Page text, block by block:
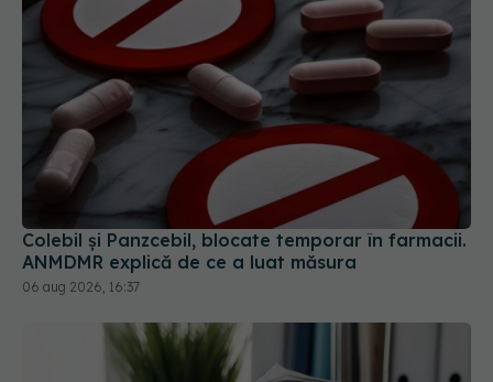
Colebil și Panzcebil, blocate temporar în farmacii.
ANMDMR explică de ce a luat măsura
06 aug 2026, 16:37